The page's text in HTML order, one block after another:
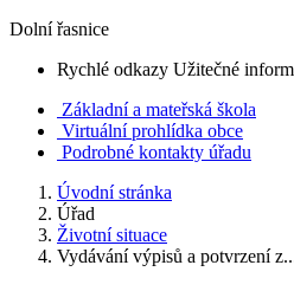
Dolní řasnice
Rychlé odkazy Užitečné
Základní a mateřská škola
Virtuální prohlídka obce
Podrobné kontakty úřadu
Úvodní stránka
Úřad
Životní situace
Vydávání výpisů a potvrzení